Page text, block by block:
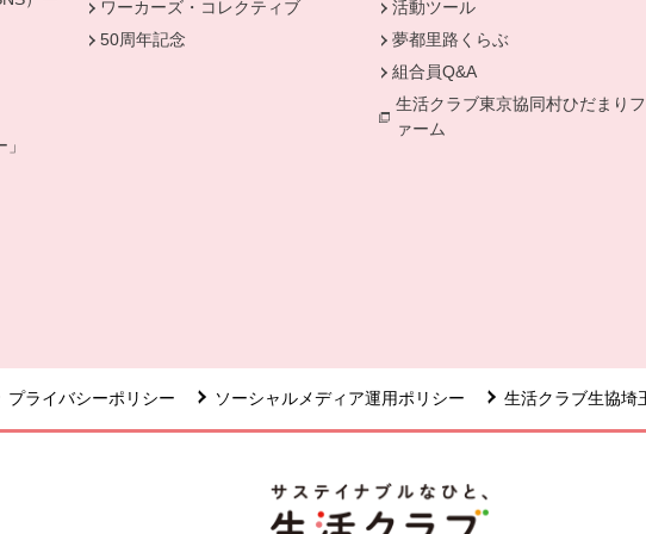
ワーカーズ・コレクティブ
50周年記念
活動ツール
夢都里路くらぶ
組合員Q&A
生活クラブ東京協同村ひだまりフ
ァーム
プライバシーポリシー ソーシャルメディア運用ポリシー 生活クラブ生協埼